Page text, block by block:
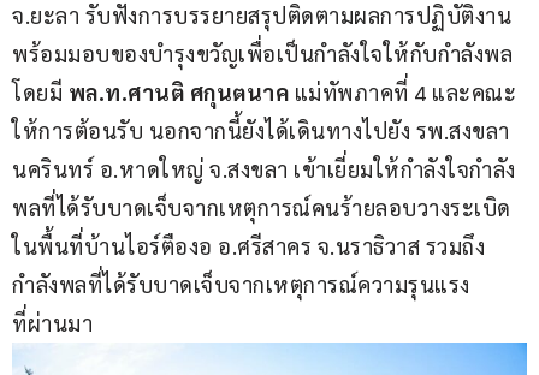
จ.ยะลา รับฟังการบรรยายสรุปติดตามผลการปฏิบัติงาน
พร้อมมอบของบำรุงขวัญเพื่อเป็นกำลังใจให้กับกำลังพล
โดยมี พล.ท.ศานติ ศกุนตนาค แม่ทัพภาคที่ 4 และคณะ
ให้การต้อนรับ นอกจากนี้ยังได้เดินทางไปยัง รพ.สงขลา
นครินทร์ อ.หาดใหญ่ จ.สงขลา เข้าเยี่ยมให้กำลังใจกำลัง
พลที่ได้รับบาดเจ็บจากเหตุการณ์คนร้ายลอบวางระเบิด
ในพื้นที่บ้านไอร์ตืองอ อ.ศรีสาคร จ.นราธิวาส รวมถึง
กำลังพลที่ได้รับบาดเจ็บจากเหตุการณ์ความรุนแรง
ที่ผ่านมา